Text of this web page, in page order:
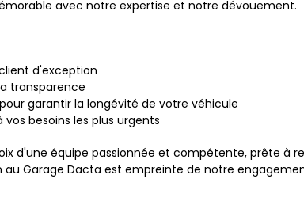
avec notre expertise et notre dévouement.
d'exception
transparence
garantir la longévité de votre véhicule
besoins les plus urgents
d'une équipe passionnée et compétente, prête à
Garage Dacta est empreinte de notre